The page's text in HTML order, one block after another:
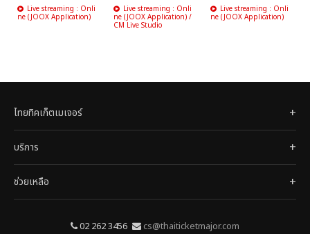
Ambassdor
Virtual Live''
Live streaming : Onli
ne (JOOX Application)
SPACING
Live streaming : Onli
ne (JOOX Application) /
CM Live Studio
Live streaming : Onli
ne (JOOX Application)
ไทยทิคเก็ตเมเจอร์
บริการ
ช่วยเหลือ
02 262 3456 cs@thaiticketmajor.com